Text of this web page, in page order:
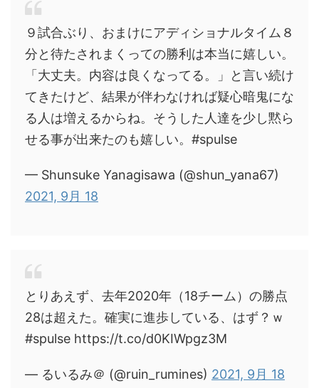
９試合ぶり、おまけにアディショナルタイム８
分と待たされまくっての勝利は本当に嬉しい。
「大丈夫。内容は良くなってる。」と言い続け
てきたけど、結果が伴わなければ疑心暗鬼にな
る人は増えるからね。そうした人達を少し黙ら
せる事が出来たのも嬉しい。#spulse
— Shunsuke Yanagisawa (@shun_yana67)
2021, 9月 18
とりあえず、去年2020年（18チーム）の勝点
28は超えた。確実に進歩している、はず？ｗ
#spulse https://t.co/d0KIWpgz3M
— るいるみ＠ (@ruin_rumines) 2021, 9月 18